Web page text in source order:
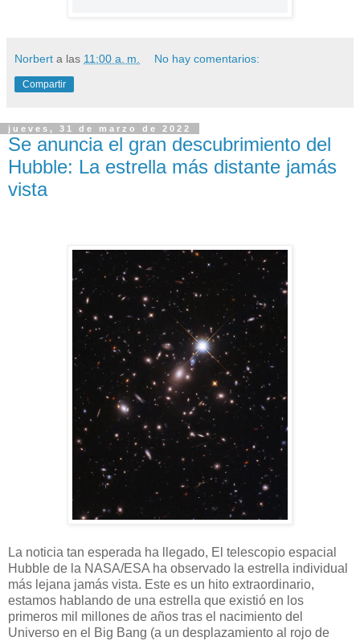
Norbert a las 11:00 a. m. No hay comentarios:
Compartir
jueves, 31 de marzo de 2022
Se anuncia el gran descubrimiento del
Hubble: La estrella más distante jamás
vista
La noticia tan esperada ha llegado, El telescopio espacial
Hubble de la NASA/ESA ha observado la estrella individual
más lejana jamás vista. Este es un hito extraordinario,
estamos hablando de una estrella que existió en los
primeros mil millones de años tras el nacimiento del
Universo en el Big Bang (a un desplazamiento al rojo de